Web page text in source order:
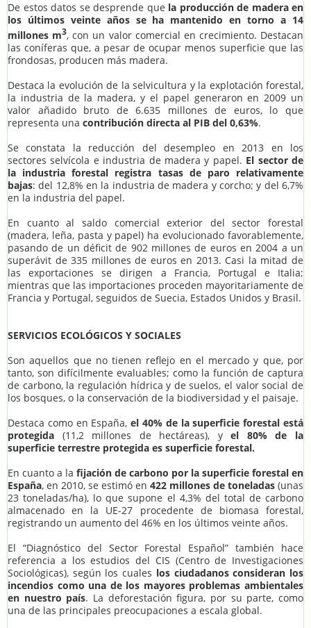
De estos datos se desprende que la producción de madera en
los últimos veinte años se ha mantenido en torno a 14
millones m3, con un valor comercial en crecimiento. Destacan
las coníferas que, a pesar de ocupar menos superficie que las
frondosas, producen más madera.
Destaca la evolución de la selvicultura y la explotación forestal,
la industria de la madera, y el papel generaron en 2009 un
valor añadido bruto de 6.635 millones de euros, lo que
representa una contribución directa al PIB del 0,63%.
Se constata la reducción del desempleo en 2013 en los
sectores selvícola e industria de madera y papel. El sector de
la industria forestal registra tasas de paro relativamente
bajas: del 12,8% en la industria de madera y corcho; y del 6,7%
en la industria del papel.
En cuanto al saldo comercial exterior del sector forestal
(madera, leña, pasta y papel) ha evolucionado favorablemente,
pasando de un déficit de 902 millones de euros en 2004 a un
superávit de 335 millones de euros en 2013. Casi la mitad de
las exportaciones se dirigen a Francia, Portugal e Italia;
mientras que las importaciones proceden mayoritariamente de
Francia y Portugal, seguidos de Suecia, Estados Unidos y Brasil.
SERVICIOS ECOLÓGICOS Y SOCIALES
Son aquellos que no tienen reflejo en el mercado y que, por
tanto, son difícilmente evaluables; como la función de captura
de carbono, la regulación hídrica y de suelos, el valor social de
los bosques, o la conservación de la biodiversidad y el paisaje.
Destaca como en España,el 40% de la superficie forestal está
protegida (11,2 millones de hectáreas), yel 80% de la
superficie terrestre protegida es superficie forestal.
En cuanto a la fijación de carbono por la superficie forestal en
España, en 2010, se estimó en 422 millones de toneladas (unas
23 toneladas/ha), lo que supone el 4,3% del total de carbono
almacenado en la UE-27 procedente de biomasa forestal,
registrando un aumento del 46% en los últimos veinte años.
El “Diagnóstico del Sector Forestal Español” también hace
referencia a los estudios del CIS (Centro de Investigaciones
Sociológicas), según los cuales los ciudadanos consideran los
incendios como una de los mayores problemas ambientales
en nuestro país. La deforestación figura, por su parte, como
una de las principales preocupaciones a escala global.